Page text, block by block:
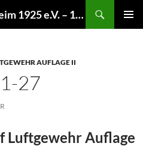
BSV Rheinhausen-Bergheim 1925 e.V. – 100% Sportschießen
AUFLAGE II
27
Luftgewehr Auflage